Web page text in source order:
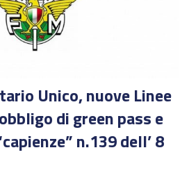
Senior Enduro
Unico, nuove Linee
di green pass e
n.139 dell’ 8